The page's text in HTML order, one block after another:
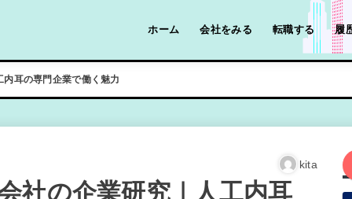
ホーム 会社をみる 転職する 履
耳の専門企業で働く魅力
kita
社の企業研究｜人工内耳